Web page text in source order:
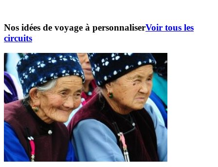
Nos idées de voyage à personnaliserVoir tous les
circuits